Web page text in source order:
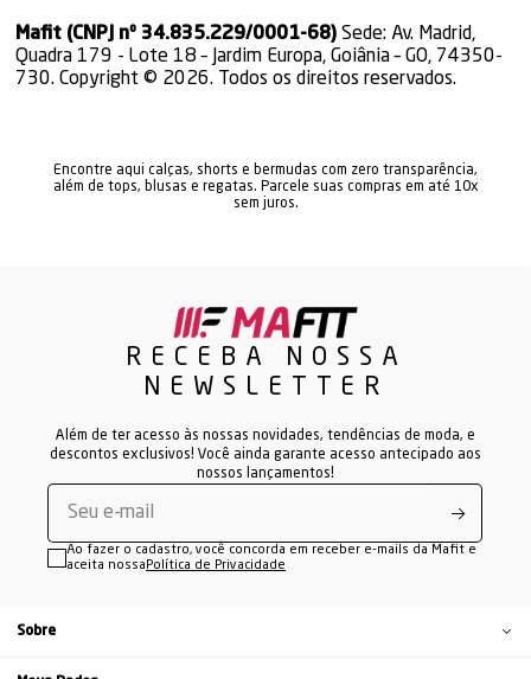
Mafit (CNPJ nº 34.835.229/0001-68) Sede: Av. Madrid,
Quadra 179 - Lote 18 – Jardim Europa, Goiânia – GO, 74350-
730. Copyright © 2026. Todos os direitos reservados.
RECEBA NOSSA
NEWSLETTER
Além de ter acesso às nossas novidades, tendências de moda, e
descontos exclusivos! Você ainda garante acesso antecipado aos
nossos lançamentos!
Ao fazer o cadastro, você concorda em receber e-mails da Mafit e
aceita nossaPolítica de Privacidade
Encontre aqui calças, shorts e bermudas com zero transparência,
além de tops, blusas e regatas. Parcele suas compras em até 10x
sem juros.
Sobre